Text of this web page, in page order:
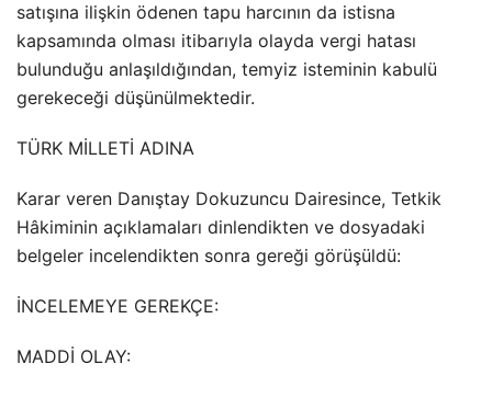
satışına ilişkin ödenen tapu harcının da istisna
kapsamında olması itibarıyla olayda vergi hatası
bulunduğu anlaşıldığından, temyiz isteminin kabulü
gerekeceği düşünülmektedir.
TÜRK MİLLETİ ADINA
Karar veren Danıştay Dokuzuncu Dairesince, Tetkik
Hâkiminin açıklamaları dinlendikten ve dosyadaki
belgeler incelendikten sonra gereği görüşüldü:
İNCELEMEYE GEREKÇE:
MADDİ OLAY: